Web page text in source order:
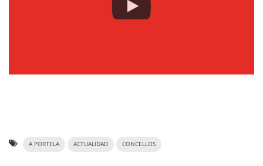
A PORTELA ACTUALIDAD CONCELLOS